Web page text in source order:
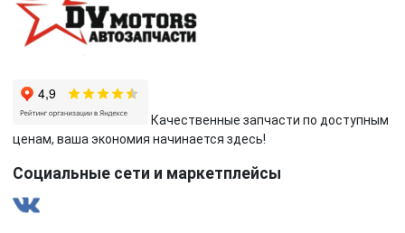
Качественные запчасти по доступным
ценам, ваша экономия начинается здесь!
Социальные сети и маркетплейсы